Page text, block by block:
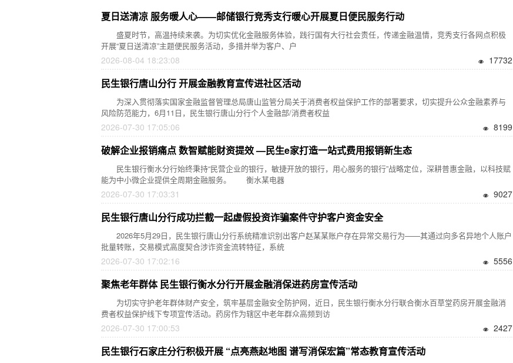
夏日送清凉 服务暖人心——邮储银行竞秀支行暖心开展夏日便民服务行动
盛夏时节，高温持续来袭。为切实优化金融服务体验，践行国有大行社会责任，传递金融温情，竞秀支行各网点积极
开展“夏日送清凉”主题便民服务活动，多措并举为客户、户
2026-08-04 18:23:08 17732
民生银行唐山分行 开展金融教育宣传进社区活动
为深入贯彻落实国家金融监督管理总局唐山监管分局关于消费者权益保护工作的部署要求，切实提升公众金融素养与
风险防范能力，6月11日，民生银行唐山分行个人金融部/消费者权益
2026-07-30 17:05:06 8199
破解企业报销痛点 数智赋能财资提效 —民生e家打造一站式费用报销新生态
民生银行衡水分行始终秉持“民营企业的银行，敏捷开放的银行，用心服务的银行”战略定位，深耕普惠金融，以科技赋
能为中小微企业提供全周期金融服务。 衡水某电器
2026-07-30 17:03:31 9027
民生银行唐山分行成功拦截一起虚假投资诈骗案件守护客户资金安全
2026年5月29日，民生银行唐山分行系统精准识别出客户赵某某账户存在异常交易行为——其通过向多名异地个人账户
批量转账，交易模式高度契合涉诈资金流转特征，系统
2026-07-30 17:02:16 5556
聚焦老年群体 民生银行衡水分行开展金融消保进药房宣传活动
为切实守护老年群体财产安全，筑牢基层金融安全防护网，近日，民生银行衡水分行联合衡水百草堂药房开展金融消
费者权益保护线下专项宣传活动。药房作为辖区中老年群众高频到访
2026-07-30 17:00:53 2427
民生银行石家庄分行积极开展 “点亮燕赵地图 谱写消保宏篇”常态教育宣传活动